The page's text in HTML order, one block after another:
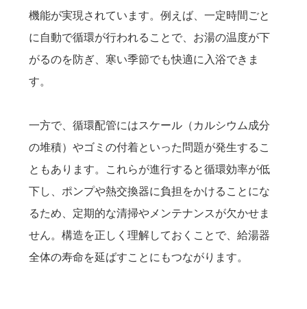
機能が実現されています。例えば、一定時間ごと
に自動で循環が行われることで、お湯の温度が下
がるのを防ぎ、寒い季節でも快適に入浴できま
す。
一方で、循環配管にはスケール（カルシウム成分
の堆積）やゴミの付着といった問題が発生するこ
ともあります。これらが進行すると循環効率が低
下し、ポンプや熱交換器に負担をかけることにな
るため、定期的な清掃やメンテナンスが欠かせま
せん。構造を正しく理解しておくことで、給湯器
全体の寿命を延ばすことにもつながります。